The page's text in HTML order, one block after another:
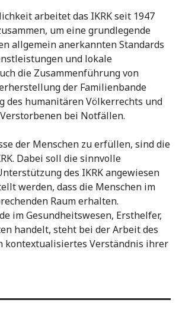
arbeitet das IKRK seit 1947
um eine grundlegende
allgemein anerkannten Standards
und lokale
die Zusammenführung von
der Familienbande
des humanitären Völkerrechts und
bei Notfällen.
der Menschen zu erfüllen, sind die
Dabei soll die sinnvolle
des IKRK angewiesen
werden, dass die Menschen im
Raum erhalten.
im Gesundheitswesen, Ersthelfer,
handelt, steht bei der Arbeit des
kontextualisiertes Verständnis ihrer